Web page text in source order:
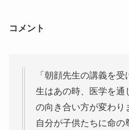
コメント
「朝顔先生の講義を
生はあの時、医学を通
の向き合い方が変わり
自分が子供たちに命の